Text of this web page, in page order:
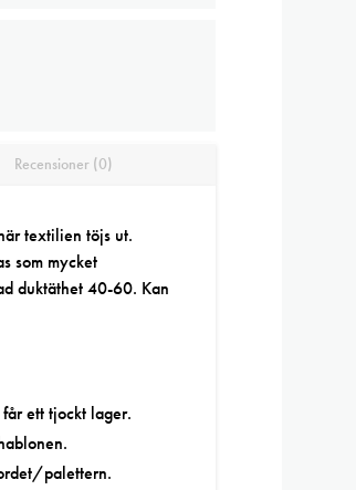
Recensioner (0)
textilien töjs ut.
som mycket
duktäthet 40-60. Kan
ett tjockt lager.
palettern.